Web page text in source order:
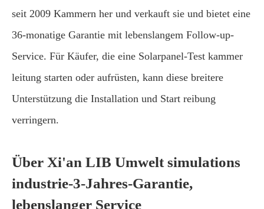
seit 2009 Kammern her und verkauft sie und bietet eine
36-monatige Garantie mit lebenslangem Follow-up-
Service. Für Käufer, die eine Solarpanel-Test kammer
leitung starten oder aufrüsten, kann diese breitere
Unterstützung die Installation und Start reibung
verringern.
Über Xi'an LIB Umwelt simulations
industrie-3-Jahres-Garantie,
lebenslanger Service